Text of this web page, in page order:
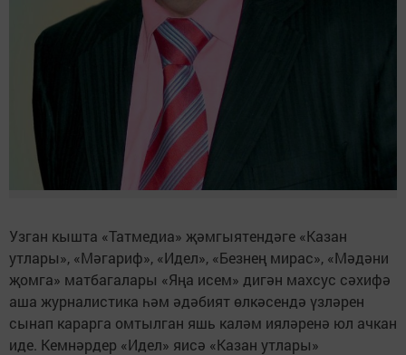
Узган кышта «Татмедиа» җәм­гыятендәге «Казан
утлары», «Мәгариф», «Идел», «Безнең мирас», «Мәдәни
җомга» матбагалары «Яңа исем» дигән махсус сәхифә
аша журналистика һәм әдәбият өлкәсендә үзләрен
сынап карарга омтылган яшь каләм ияләренә юл ачкан
иде. Кемнәрдер «Идел» яисә «Казан утлары»